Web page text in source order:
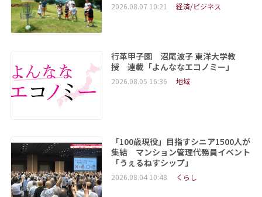
2026.08.07 10:21 経済/ビジネス
行革甲子園 沼尾波子 東洋大学教
授 連載「よんななエコノミー」
2026.08.05 16:36 地域
「100歳現役」目指すシニア1500人が
集結 マンション管理代務員イベント
「うぇるねすシップ」
2026.08.04 10:48 くらし